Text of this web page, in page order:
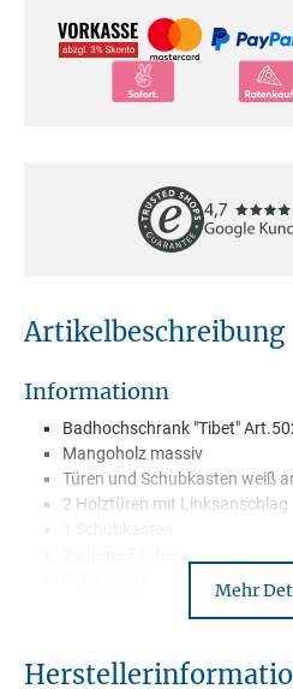
Artikelbeschreibung
Informationn
Badhochschrank "Tibet"
Mangoholz massiv
Türen und Schubkasten weiß
2 Holztüren mit Linksanschlag
Mehr